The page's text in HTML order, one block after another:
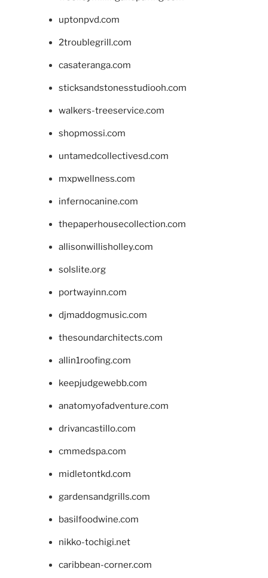
uptonpvd.com
2troublegrill.com
casateranga.com
sticksandstonesstudiooh.com
walkers-treeservice.com
shopmossi.com
untamedcollectivesd.com
mxpwellness.com
infernocanine.com
thepaperhousecollection.com
allisonwillisholley.com
solslite.org
portwayinn.com
djmaddogmusic.com
thesoundarchitects.com
allin1roofing.com
keepjudgewebb.com
anatomyofadventure.com
drivancastillo.com
cmmedspa.com
midletontkd.com
gardensandgrills.com
basilfoodwine.com
nikko-tochigi.net
caribbean-corner.com